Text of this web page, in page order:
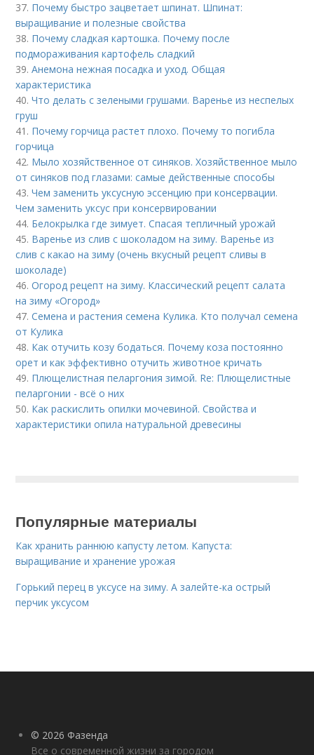
37. Почему быстро зацветает шпинат. Шпинат:
выращивание и полезные свойства
38. Почему сладкая картошка. Почему после
подмораживания картофель сладкий
39.Анемона нежная посадка и уход. Общая
характеристика
40.Что делать с зелеными грушами. Варенье из неспелых
груш
41. Почему горчица растет плохо. Почему то погибла
горчица
42. Мыло хозяйственное от синяков. Хозяйственное мыло
от синяков под глазами: самые действенные способы
43.Чем заменить уксусную эссенцию при консервации.
Чем заменить уксус при консервировании
44. Белокрылка где зимует. Спасая тепличный урожай
45. Варенье из слив с шоколадом на зиму. Варенье из
слив с какао на зиму (очень вкусный рецепт сливы в
шоколаде)
46.Огород рецепт на зиму. Классический рецепт салата
на зиму «Огород»
47.Семена и растения семена Кулика. Кто получал семена
от Кулика
48. Как отучить козу бодаться. Почему коза постоянно
орет и как эффективно отучить животное кричать
49. Плющелистная пеларгония зимой. Re: Плющелистные
пеларгонии - всё о них
50. Как раскислить опилки мочевиной. Свойства и
характеристики опила натуральной древесины
Популярные материалы
Как хранить раннюю капусту летом. Капуста:
выращивание и хранение урожая
Горький перец в уксусе на зиму. А залейте-ка острый
перчик уксусом
© 2026 Фазенда
Все о современной жизни за городом